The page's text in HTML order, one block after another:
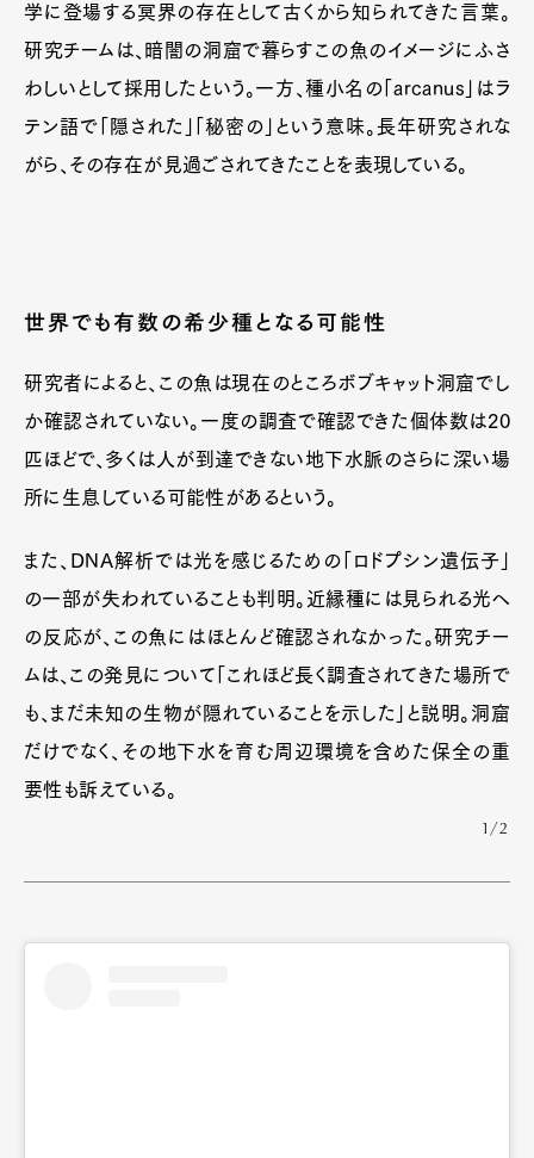
学に登場する冥界の存在として古くから知られてきた言葉。
研究チームは、暗闇の洞窟で暮らすこの魚のイメージにふさ
わしいとして採用したという。一方、種小名の「arcanus」はラ
テン語で「隠された」「秘密の」という意味。長年研究されな
がら、その存在が見過ごされてきたことを表現している。
世界でも有数の希少種となる可能性
研究者によると、この魚は現在のところボブキャット洞窟でし
か確認されていない。一度の調査で確認できた個体数は20
匹ほどで、多くは人が到達できない地下水脈のさらに深い場
所に生息している可能性があるという。
また、DNA解析では光を感じるための「ロドプシン遺伝子」
の一部が失われていることも判明。近縁種には見られる光へ
の反応が、この魚にはほとんど確認されなかった。研究チー
ムは、この発見について「これほど長く調査されてきた場所で
も、まだ未知の生物が隠れていることを示した」と説明。洞窟
だけでなく、その地下水を育む周辺環境を含めた保全の重
要性も訴えている。
1/2